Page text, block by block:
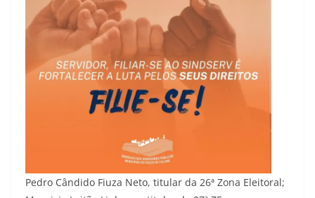
Pedro Cândido Fiuza Neto, titular da 26ª Zona Eleitoral;